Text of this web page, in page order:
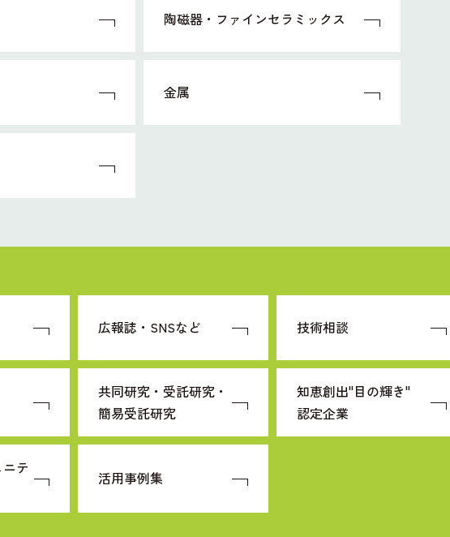
陶磁器・ファインセラミックス
金属
広報誌・SNSなど 技術相談
共同研究・受託研究・
簡易受託研究
知恵創出"目の輝き"
認定企業
テ
活用事例集